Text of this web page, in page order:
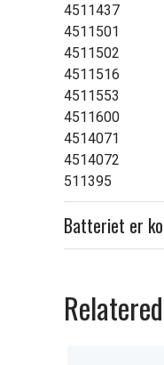
4511437
4511501
4511502
4511516
4511553
4511600
4514071
4514072
511395
Batteriet er